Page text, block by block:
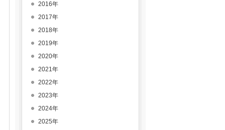
2016年
2017年
2018年
2019年
2020年
2021年
2022年
2023年
2024年
2025年